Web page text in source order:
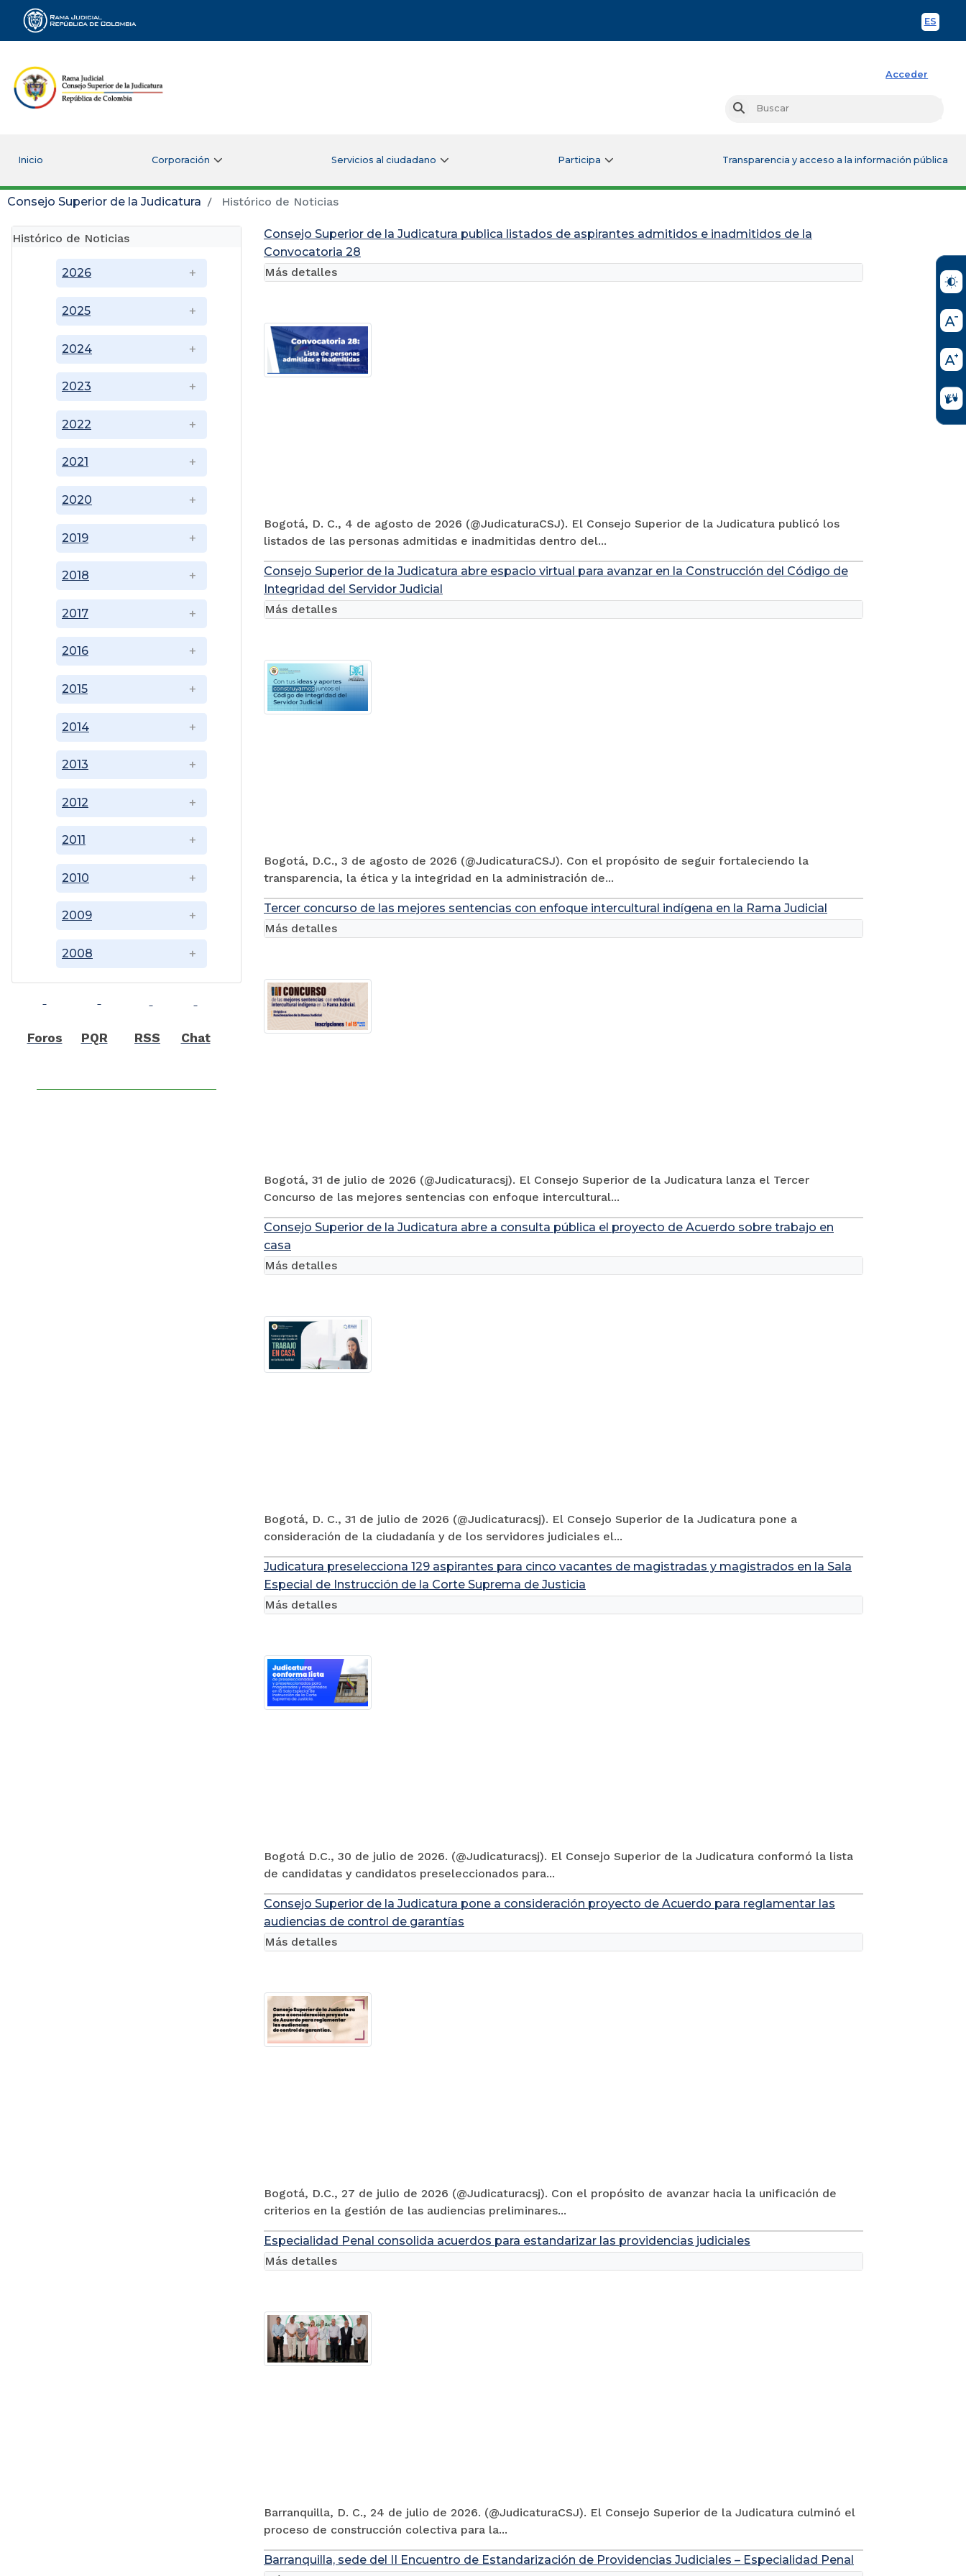
ES
Rama Judicial
Acceder
Buscar
Inicio Corporación Servicios al ciudadano Participa Transparencia y acceso a la información pública
Consejo Superior de la Judicatura Histórico de Noticias
Histórico de Noticias
2008
2009
2010
2011
2012
2013
2014
2015
2016
2017
2018
2019
2020
2021
2022
2023
2024
2025
2026
Foros PQR RSS Chat
Consejo Superior de la Judicatura publica listados de aspirantes admitidos e inadmitidos de la
Convocatoria 28
Bogotá, D. C., 4 de agosto de 2026 (@JudicaturaCSJ). El Consejo Superior de la Judicatura publicó los
listados de las personas admitidas e inadmitidas dentro del...
Más detalles
Consejo Superior de la Judicatura abre espacio virtual para avanzar en la Construcción del Código de
Integridad del Servidor Judicial
Bogotá, D.C., 3 de agosto de 2026 (@JudicaturaCSJ). Con el propósito de seguir fortaleciendo la
transparencia, la ética y la integridad en la administración de...
Más detalles
Tercer concurso de las mejores sentencias con enfoque intercultural indígena en la Rama Judicial
Bogotá, 31 de julio de 2026 (@Judicaturacsj). El Consejo Superior de la Judicatura lanza el Tercer
Concurso de las mejores sentencias con enfoque intercultural...
Más detalles
Consejo Superior de la Judicatura abre a consulta pública el proyecto de Acuerdo sobre trabajo en
casa
Bogotá, D. C., 31 de julio de 2026 (@Judicaturacsj). El Consejo Superior de la Judicatura pone a
consideración de la ciudadanía y de los servidores judiciales el...
Más detalles
Judicatura preselecciona 129 aspirantes para cinco vacantes de magistradas y magistrados en la Sala
Especial de Instrucción de la Corte Suprema de Justicia
Bogotá D.C., 30 de julio de 2026. (@Judicaturacsj). El Consejo Superior de la Judicatura conformó la lista
de candidatas y candidatos preseleccionados para...
Más detalles
Consejo Superior de la Judicatura pone a consideración proyecto de Acuerdo para reglamentar las
audiencias de control de garantías
Bogotá, D.C., 27 de julio de 2026 (@Judicaturacsj). Con el propósito de avanzar hacia la unificación de
criterios en la gestión de las audiencias preliminares...
Más detalles
Especialidad Penal consolida acuerdos para estandarizar las providencias judiciales
Barranquilla, D. C., 24 de julio de 2026. (@JudicaturaCSJ). El Consejo Superior de la Judicatura culminó el
proceso de construcción colectiva para la...
Más detalles
Barranquilla, sede del II Encuentro de Estandarización de Providencias Judiciales – Especialidad Penal